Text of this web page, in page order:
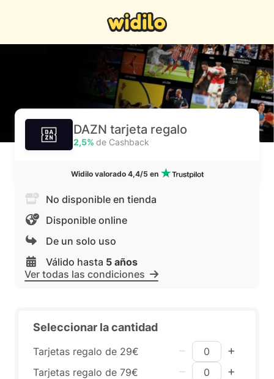
DAZN tarjeta regalo
2,5% de Cashback
Widilo valorado 4,4/5 en
No disponible en tienda
Disponible online
De un solo uso
Válido hasta 5 años
Ver todas las condiciones
Seleccionar la cantidad
Tarjetas regalo de 29€
Tarjetas regalo de 79€